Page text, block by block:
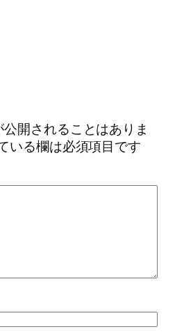
開されることはありま
いる欄は必須項目です